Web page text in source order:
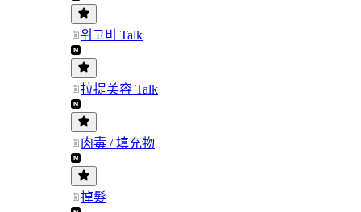
위고비 Talk
拉提美容 Talk
肉毒 / 填充物
掉髮